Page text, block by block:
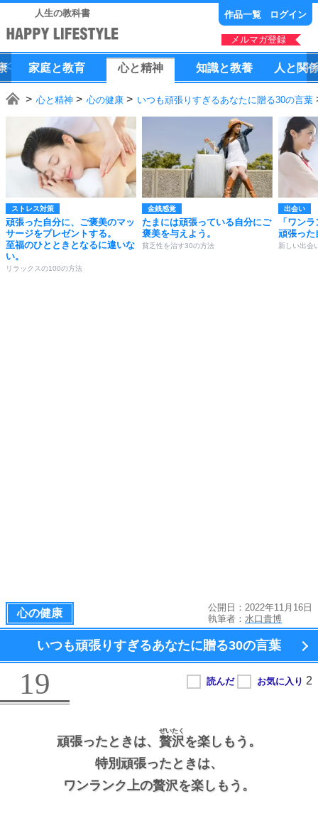
人生の教科書 作品一覧 ログイン
メルマガ登録
家庭と教育 心と精神 知識と教養 人 と 関
心と精神 心の健康 いつも頑張りすぎるあなたに贈る30の言葉
ストレス対策
頑張った自分に、ご褒美のマッ
サージをプレゼントする。
至福のひとときとなるに違いな
い。
リラックスの100の方法
金銭感覚
たまには頑張っている自分にご
褒美を与えよう。
貧乏性を治す30の方法
出会い
「ワン
頑張った
新しい出会
心の健康
公開日：2022年11月16日
執筆者： 水口貴博
いつも頑張りすぎるあなたに贈る30の言葉
19
頑張ったときは、 贅沢
ぜいたく
を楽しもう。
特別頑張ったときは、
ワンランク上の贅沢を楽しもう。